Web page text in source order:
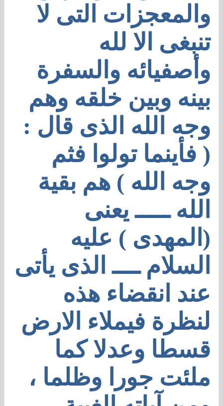
والمعجزات التى لا
تنبغى الا لله
وأصفيائه والسفرة
بينه وبين خلقه وهم
وجه الله الذى قال :
( فأينما تولوا فثم
وجه الله ) هم بقية
الله ـــــ يعنى
(المهدى ) عليه
السلام ــــ الذى يأتى
عند انقضاء هذه
لنظرة فيملاء الارض
قسطا وعدلا كما
ملئت جورا وظلما ،